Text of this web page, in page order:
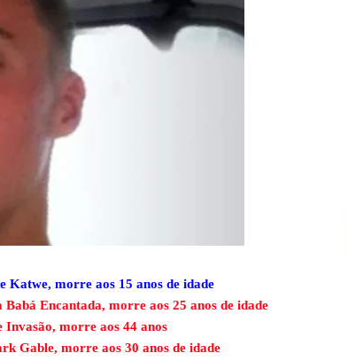
morre aos 15 anos de idade
Encantada, morre aos 25 anos de idade
morre aos 44 anos
Gable, morre aos 30 anos de idade